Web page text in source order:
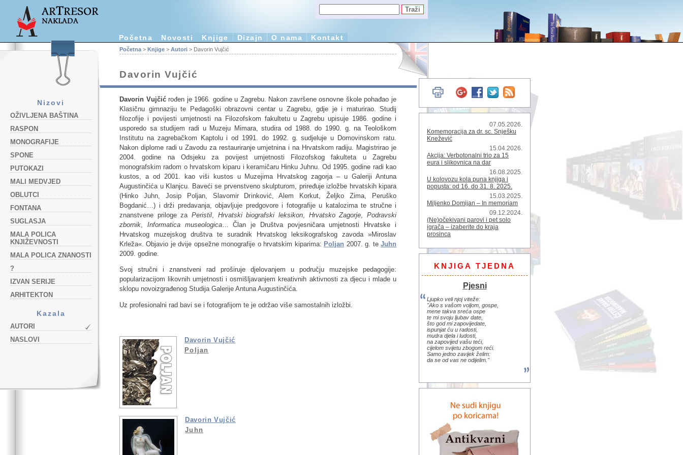
Početna Novosti Knjige Dizajn O nama Kontakt
Nizovi
OŽIVLJENA BAŠTINA
RASPON
MONOGRAFIJE
SPONE
PUTOKAZI
MALI MEDVJED
OBLUTCI
FONTANA
SUGLASJA
MALA POLICA
KNJIŽEVNOSTI
MALA POLICA ZNANOSTI
?
IZVAN SERIJE
ARHITEKTON
Kazala
AUTORI
NASLOVI
Početna > Knjige > Autori > Davorin Vujčić
Davorin Vujčić
Davorin Vujčićrođen je 1966. godine u Zagrebu. Nakon završene osnovne škole pohađao je
Klasičnu gimnaziju te Pedagoški obrazovni centar u Zagrebu, gdje je i maturirao. Studij
filozofije i povijesti umjetnosti na Filozofskom fakultetu u Zagrebu upisuje 1986. godine i
usporedo sa studijem radi u Muzeju Mimara, studira od 1988. do 1990. g. na Teološkom
Institutu na zagrebačkom Kaptolu i od 1991. do 1992. g. sudjeluje u Domovinskom ratu.
Nakon diplome radi u Zavodu za restauriranje umjetnina i na Hrvatskom radiju. Magistrirao je
2004. godine na Odsjeku za povijest umjetnosti Filozofskog fakulteta u Zagrebu
monografskim radom o hrvatskom kiparu i keramičaru Hinku Juhnu. Od 1995. godine radi kao
kustos, a od 2001. kao viši kustos u Muzejima Hrvatskog zagorja – u Galeriji Antuna
Augustinčića u Klanjcu. Baveći se prvenstveno skulpturom, priređuje izložbe hrvatskih kipara
(Hinko Juhn, Josip Poljan, Slavomir Drinković, Alem Korkut, Željko Zima, Peruško
Bogdanić…) i drži predavanja, objavljuje predgovore i fotografije u katalozima te stručne i
znanstvene priloge za Peristil Hrvatski biografski leksikon Hrvatsko Zagorje ,Podravski
zbornik
Informatica museologica… Član je Društva povjesničara umjetnosti Hrvatske i
Hrvatskog muzejskog društva te suradnik Hrvatskog leksikografskog zavoda »Miroslav
Krleža«. Objavio je dvije opsežne monografije o hrvatskim kiparima: Poljan 2007. g. teJuhn
2009. godine.
Svoj stručni i znanstveni rad proširuje djelovanjem u području muzejske pedagogije:
popularizacijom likovnih umjetnosti i osmišljavanjem kreativnih aktivnosti za djecu i mlade u
sklopu novoizgrađenog Studija Galerije Antuna Augustinčića.
Uz profesionalni rad bavi se i fotografijom te je održao više samostalnih izložbi.
Davorin Vujčić
Poljan
Davorin Vujčić
Juhn
07.05.2026.
Komemoracija za dr. sc. Snješku
Knežević
15.04.2026.
Akcija: Verbotonalni trio za 15
eura i slikovnica na dar
16.08.2025.
U kolovozu kola puna knjiga i
popusta: od 16. do 31. 8. 2025.
15.03.2025.
Miljenko Domijan – In memoriam
09.12.2024.
(Ne)očekivani parovi i pet solo
igrača – izaberite do kraja
prosinca
KNJIGA TJEDNA
Pjesni
Ljupko veli njoj viteže:
"Ako s vašom voljom, gospe,
mene takva sreća ospe
te mi svoju ljubav date,
što god mi zapovijedate,
ispunjat ću u radosti,
mudra djela i ludosti,
na zapovijed vašu teći,
cijelom svijetu zbogom reći.
Samo jedno zavijek želim:
da se od vas ne odijelim."